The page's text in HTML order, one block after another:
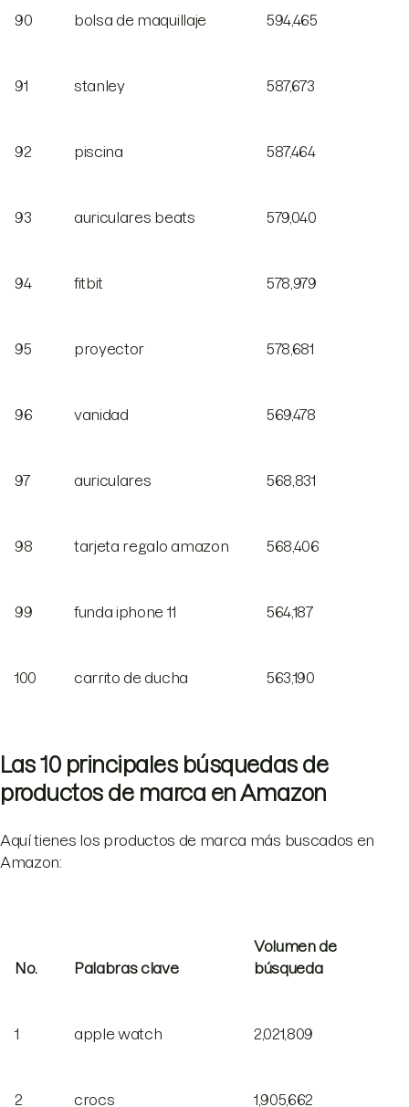
90 bolsa de maquillaje 594,465
91 stanley 587,673
92 piscina 587,464
93 auriculares beats 579,040
94 fitbit 578,979
95 proyector 578,681
96 vanidad 569,478
97 auriculares 568,831
98 tarjeta regalo amazon 568,406
99 funda iphone 11 564,187
100 carrito de ducha 563,190
Las 10 principales búsquedas de
productos de marca en Amazon
Aquí tienes los productos de marca más buscados en
Amazon:
No. Palabras clave
Volumen de
búsqueda
1 apple watch 2,021,809
2 crocs 1,905,662